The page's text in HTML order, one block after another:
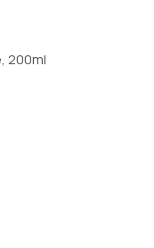
, 200ml